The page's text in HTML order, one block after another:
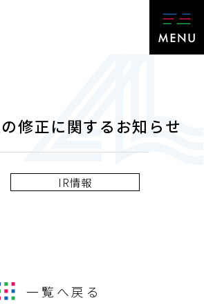
修正に関するお知らせ
IR情報
一覧へ戻る